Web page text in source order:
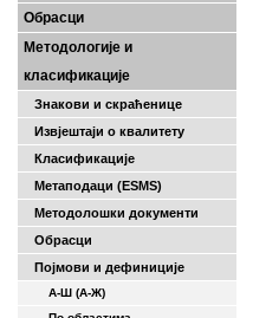
Обрасци
Методологије и
класификације
Знакови и скраћенице
Извјештаји о квалитету
Класификације
Метаподаци (ESMS)
Методолошки документи
Обрасци
Појмови и дефиниције
А-Ш (A-Ж)